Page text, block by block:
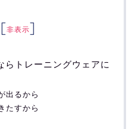
[非表示]
らトレーニングウェアに
出るから
たすから